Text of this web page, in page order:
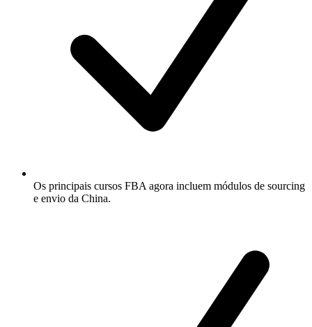
Os principais cursos FBA agora incluem módulos de sourcing
e envio da China.